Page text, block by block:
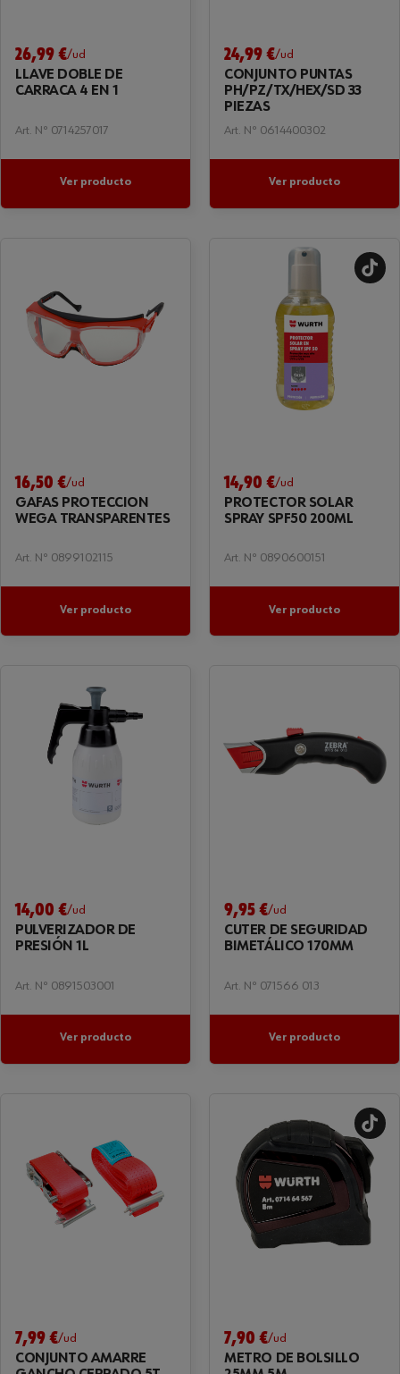
26,99 €/ud
LLAVE DOBLE DE
CARRACA 4 EN 1
Art. Nº 0714257017
Ver producto
24,99 €/ud
CONJUNTO PUNTAS
PH/PZ/TX/HEX/SD 33
PIEZAS
Art. Nº 0614400302
Ver producto
16,50 €/ud
GAFAS PROTECCIÓN
WEGA TRANSPARENTES
Art. Nº 0899102115
Ver producto
14,90 €/ud
PROTECTOR SOLAR
SPRAY SPF50 200ML
Art. Nº 0890600151
Ver producto
14,00 €/ud
PULVERIZADOR DE
PRESIÓN 1L
Art. Nº 0891503001
Ver producto
9,95 €/ud
CÚTER DE SEGURIDAD
BIMETÁLICO 170MM
Art. Nº 071566 013
Ver producto
7,99 €/ud
CONJUNTO AMARRE
7,90 €/ud
METRO DE BOLSILLO